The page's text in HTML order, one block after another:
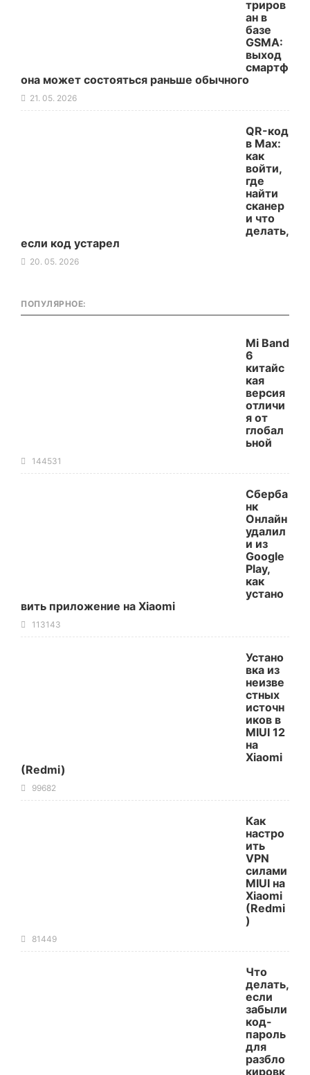
триров
ан в
базе
GSMA:
выход
смартф
она может состояться раньше обычного
21. 05. 2026
QR-код
в Max:
как
войти,
где
найти
сканер
и что
делать,
если код устарел
20. 05. 2026
ПОПУЛЯРНОЕ:
Mi Band
6
китайс
кая
версия
отличи
я от
глобал
ьной
144531
Сберба
нк
Онлайн
удалил
и из
Google
Play,
как
устано
вить приложение на Xiaomi
113143
Устано
вка из
неизве
стных
источн
иков в
MIUI 12
на
Xiaomi
(Redmi)
99682
Как
настро
ить
VPN
силами
MIUI на
Xiaomi
(Redmi
)
81449
Что
делать,
если
забыли
код-
пароль
для
разбло
кировк